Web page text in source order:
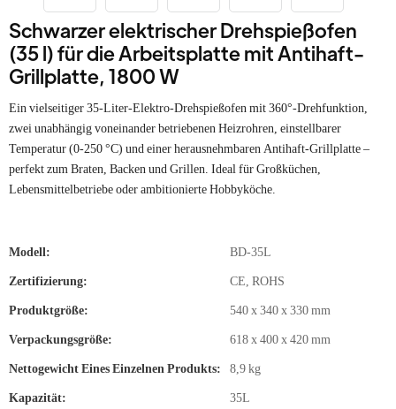
Schwarzer elektrischer Drehspießofen
(35 l) für die Arbeitsplatte mit Antihaft-
Grillplatte, 1800 W
Ein vielseitiger 35-Liter-Elektro-Drehspießofen mit 360°-Drehfunktion,
zwei unabhängig voneinander betriebenen Heizrohren, einstellbarer
Temperatur (0-250 °C) und einer herausnehmbaren Antihaft-Grillplatte –
perfekt zum Braten, Backen und Grillen. Ideal für Großküchen,
Lebensmittelbetriebe oder ambitionierte Hobbyköche.
Modell: BD-35L
Zertifizierung: CE, ROHS
Produktgröße: 540 x 340 x 330 mm
Verpackungsgröße: 618 x 400 x 420 mm
Nettogewicht Eines Einzelnen Produkts: 8,9 kg
Kapazität: 35L